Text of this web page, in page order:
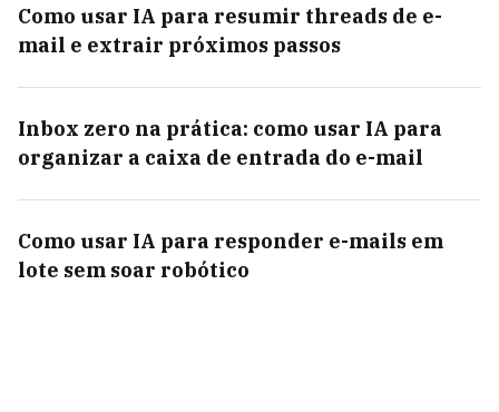
Como usar IA para resumir threads de e-
mail e extrair próximos passos
Inbox zero na prática: como usar IA para
organizar a caixa de entrada do e-mail
Como usar IA para responder e-mails em
lote sem soar robótico